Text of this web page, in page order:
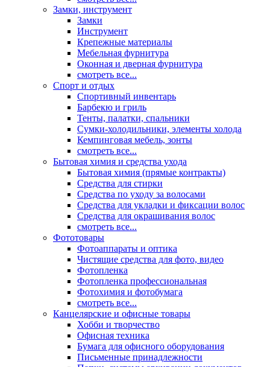
Замки, инструмент
Замки
Инструмент
Крепежные материалы
Мебельная фурнитура
Оконная и дверная фурнитура
смотреть все...
Спорт и отдых
Спортивный инвентарь
Барбекю и гриль
Тенты, палатки, спальники
Сумки-холодильники, элементы холода
Кемпинговая мебель, зонты
смотреть все...
Бытовая химия и средства ухода
Бытовая химия (прямые контракты)
Средства для стирки
Средства по уходу за волосами
Средства для укладки и фиксации волос
Средства для окрашивания волос
смотреть все...
Фототовары
Фотоаппараты и оптика
Чистящие средства для фото, видео
Фотопленка
Фотопленка профессиональная
Фотохимия и фотобумага
смотреть все...
Канцелярские и офисные товары
Хобби и творчество
Офисная техника
Бумага для офисного оборудования
Письменные принадлежности